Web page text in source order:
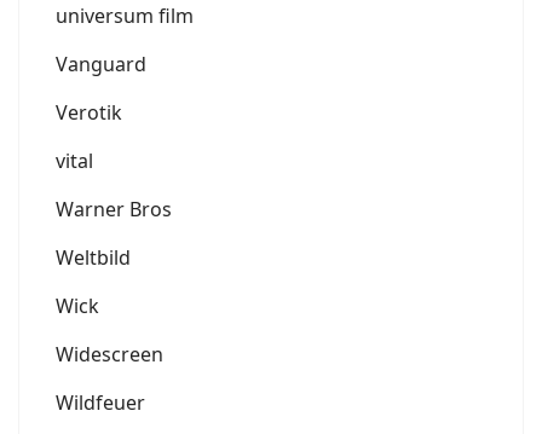
universum film
Vanguard
Verotik
vital
Warner Bros
Weltbild
Wick
Widescreen
Wildfeuer